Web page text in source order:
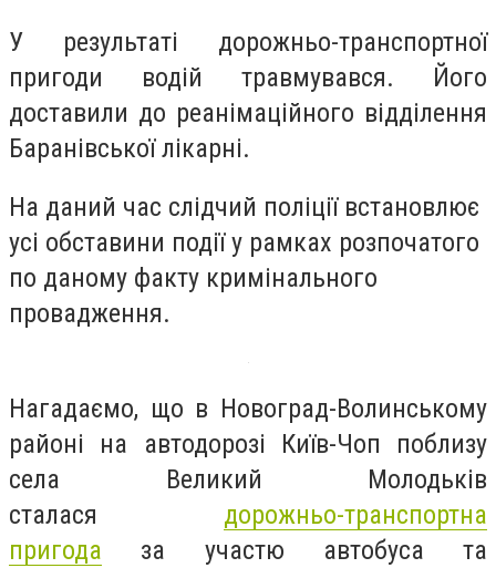
У результаті дорожньо-транспортної
пригоди водій травмувався. Його
доставили до реанімаційного відділення
Баранівської лікарні.
На даний час слідчий поліції встановлює
усі обставини події у рамках розпочатого
по даному факту кримінального
провадження.
Нагадаємо, що в Новоград-Волинському
районі на автодорозі Київ-Чоп поблизу
села Великий Молодьків
сталася дорожньо-транспортна
пригода за участю автобуса та